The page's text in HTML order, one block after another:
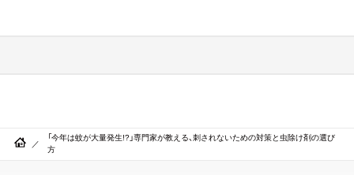
「今年は蚊が大量発生!?」専門家が教える、刺されないための対策と虫除け剤の選び
方